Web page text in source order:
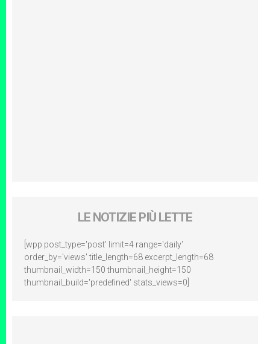
LE NOTIZIE PIÙ LETTE
[wpp post_type='post' limit=4 range='daily'
order_by='views' title_length=68 excerpt_length=68
thumbnail_width=150 thumbnail_height=150
thumbnail_build='predefined' stats_views=0]